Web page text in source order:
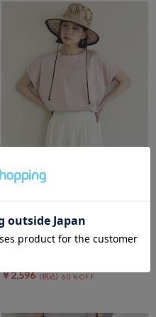
袖折り返しＴシャツ
セールアイテムALL10%OFF
8/3(mon)~8/7(fri)
￥2,596 60％OFF